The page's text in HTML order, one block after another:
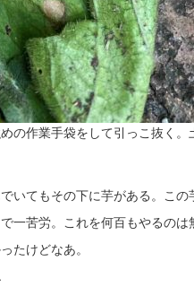
の作業手袋をして引っこ抜く
いてもその下に芋がある。こ
苦労。これを何百もやるの
たけどなあ。
.